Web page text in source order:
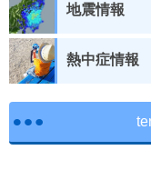
地震情報
熱中症情報